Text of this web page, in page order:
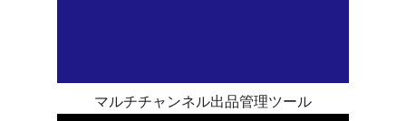
マルチチャンネル出品管理ツール